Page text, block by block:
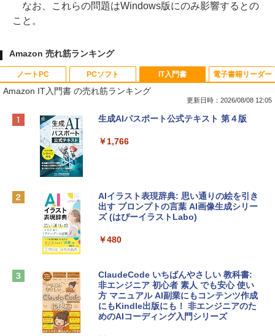
なお、これらの問題はWindows版にのみ影響するとの
こと。
Amazon 売れ筋ランキング
ノートPC
Apple 2026 MacBook Neo A18 Proチッ
e Intelligenceのために設計、Liquid Ret
￥119,800
ンケース Dell NEC Lavie ASUS HP dyna
￥2,952
Apple 2026 MacBook Air M5チップ搭載
13インチノートブック：AIとApple Intell
PCソフト
Robloxギフトカード - 800 Robux 【限
インゲームコード】 ロブロックス | オン
Robloxギフトカード - 1000 Robux 【限
定バーチャルアイテムを含む】 【オンラ
ラインコード版
Microsoft Office Home & Business 202
4(最新 永続版)|オンラインコード版|Wind
ows11、10/mac対応|PC2台
IT入門書
Amazon IT入門書 の売れ筋ランキング
更新日時：2026/08/08 12:05
生成AIパスポート公式テキスト 第４版
￥1,766
AIイラスト表現辞典: 思い通りの絵を引き
出す プロンプトの言葉 AI画像生成シリー
ズ (はぴーイラストLabo)
￥480
ClaudeCode いちばんやさしい 教科書:
非エンジニア 初心者 素人 でも安心 使い
方 マニュアル AI副業にもコンテンツ作成
にもKindle出版にも！ 非エンジニアのた
めのAIコーディング入門シリーズ
電子書籍リーダー